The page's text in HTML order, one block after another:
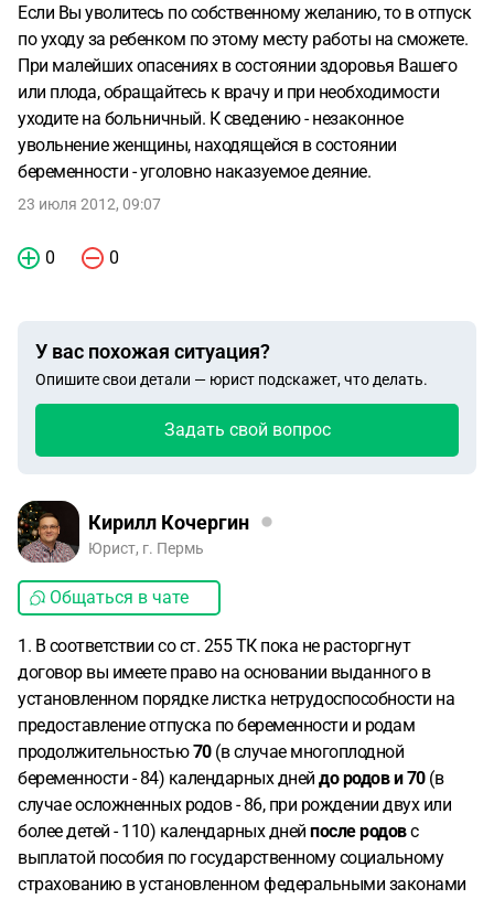
Если Вы уволитесь по собственному желанию, то в отпуск
по уходу за ребенком по этому месту работы на сможете.
При малейших опасениях в состоянии здоровья Вашего
или плода, обращайтесь к врачу и при необходимости
уходите на больничный. К сведению - незаконное
увольнение женщины, находящейся в состоянии
беременности - уголовно наказуемое деяние.
23 июля 2012, 09:07
0 0
У вас похожая ситуация?
Опишите свои детали — юрист подскажет, что делать.
Задать свой вопрос
Кирилл Кочергин
Юрист, г. Пермь
Общаться в чате
1. В соответствии со ст. 255 ТК пока не расторгнут
договор вы имеете право на основании выданного в
установленном порядке листка нетрудоспособности на
предоставление отпуска по беременности и родам
продолжительностью70(в случае многоплодной
беременности - 84) календарных дней до родов и 70(в
случае осложненных родов - 86, при рождении двух или
более детей - 110) календарных дней после родовс
выплатой пособия по государственному социальному
страхованию в установленном федеральными законами